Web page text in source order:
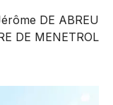
DE ABREU
DE MENETROL